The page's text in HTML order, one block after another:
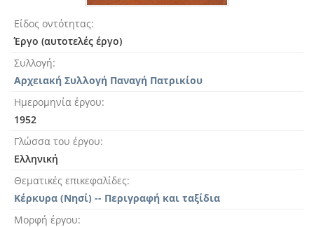
Είδος οντότητας
Έργο (αυτοτελές έργο)
Συλλογή
Αρχειακή Συλλογή Παναγή Πατρικίου
Ημερομηνία έργου
1952
Γλώσσα του έργου
Ελληνική
Θεματικές επικεφαλίδες
Κέρκυρα (Νησί) -- Περιγραφή και ταξίδια
Μορφή έργου